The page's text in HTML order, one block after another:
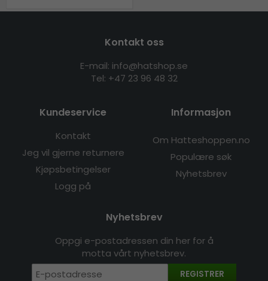
Kontakt oss
E-mail: info@hatshop.se
Tel: +47 23 96 48 32
Kundeservice
Kontakt
Jeg vil gjerne returnere
Kjøpsbetingelser
Logg på
Informasjon
Om Hatteshoppen.no
Populære søk
Nyhetsbrev
Nyhetsbrev
Oppgi e-postadressen din her for å
motta vårt nyhetsbrev.
REGISTRER